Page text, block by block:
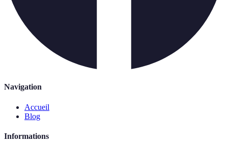
Navigation
Accueil
Blog
Informations